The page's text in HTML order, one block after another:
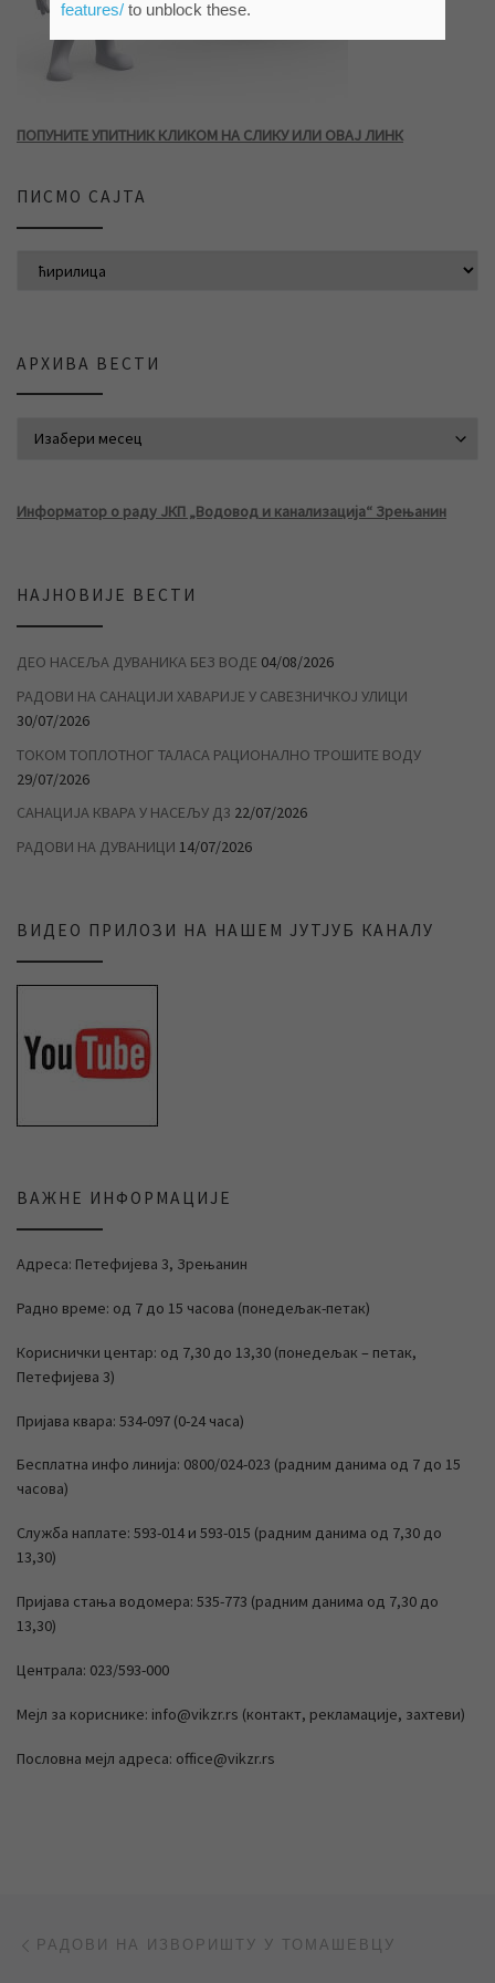
ПОПУНИТЕ УПИТНИК КЛИКОМ НА СЛИКУ ИЛИ ОВАЈ ЛИНК
ПИСМО САЈТА
АРХИВА ВЕСТИ
Информатор о раду ЈКП „Водовод и канализација“ Зрењанин
НАЈНОВИЈЕ ВЕСТИ
ДЕО НАСЕЉА ДУВАНИКА БЕЗ ВОДЕ 04/08/2026
РАДОВИ НА САНАЦИЈИ ХАВАРИЈЕ У САВЕЗНИЧКОЈ УЛИЦИ
30/07/2026
ТОКОМ ТОПЛОТНОГ ТАЛАСА РАЦИОНАЛНО ТРОШИТЕ ВОДУ
29/07/2026
САНАЦИЈА КВАРА У НАСЕЉУ Д3 22/07/2026
РАДОВИ НА ДУВАНИЦИ 14/07/2026
ВИДЕО ПРИЛОЗИ НА НАШЕМ ЈУТЈУБ КАНАЛУ
ВАЖНЕ ИНФОРМАЦИЈЕ
Адреса: Петефијева 3, Зрењанин
Радно време: од 7 до 15 часова (понедељак-петак)
Кориснички центар: од 7,30 до 13,30 (понедељак – петак,
Петефијева 3)
Пријава квара: 534-097 (0-24 часа)
Бесплатна инфо линија: 0800/024-023 (радним данима од 7 до 15
часова)
Служба наплате: 593-014 и 593-015 (радним данима од 7,30 до
13,30)
Пријава стања водомера: 535-773 (радним данима од 7,30 до
13,30)
Централа: 023/593-000
Мејл за кориснике: info@vikzr.rs (контакт, рекламације, захтеви)
Пословна мејл адреса: office@vikzr.rs
Post navigation
РАДОВИ НА ИЗВОРИШТУ У ТОМАШЕВЦУ
features/to unblock these.